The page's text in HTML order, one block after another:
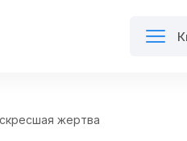
жертва